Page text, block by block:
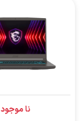
نا موجود